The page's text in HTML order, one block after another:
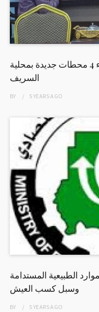
قطاع المياه بشمال دارفور:إنشاء 4 محطات جديدة بمحلية
السريف
BY 5 YEARSAGO
الطبيعية المستدامة
وسبل كسب العيش
BY 5 YEARSAGO